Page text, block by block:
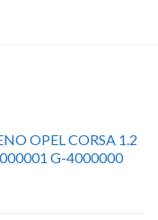
OPEL CORSA 1.2
G-4000000